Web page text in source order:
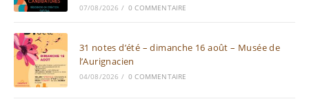
07/08/2026 / 0 COMMENTAIRE
31 notes d’été – dimanche 16 août – Musée de
l’Aurignacien
04/08/2026 / 0 COMMENTAIRE